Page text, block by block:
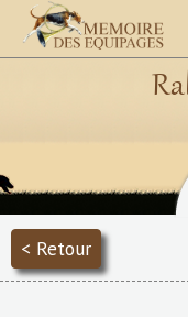
< Retour